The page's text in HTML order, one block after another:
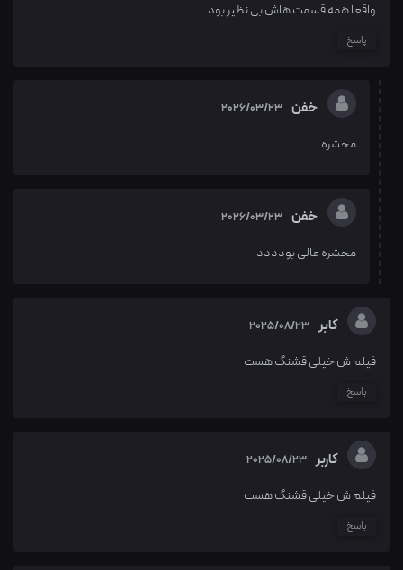
واقعا همه قسمت هاش بی نظیر بود
پاسخ
خفن 2026/03/23
محشره
خفن 2026/03/23
محشره عالی بودددد
کابر 2025/08/23
فیلم ش خیلی قشنگ هست
پاسخ
کاربر 2025/08/23
فیلم ش خیلی قشنگ هست
پاسخ